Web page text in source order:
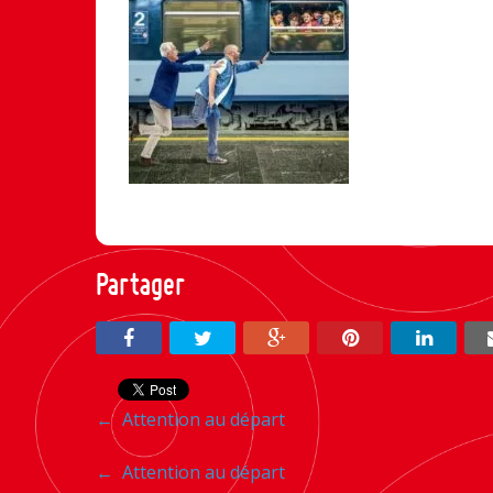
Partager
Navigation
entre
←Attention au départ
Navigation
← Attention au départ